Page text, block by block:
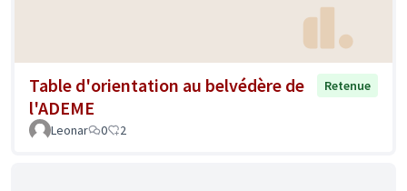
Table d'orientation au belvédère de
l'ADEME
Retenue
Leonar 0 2